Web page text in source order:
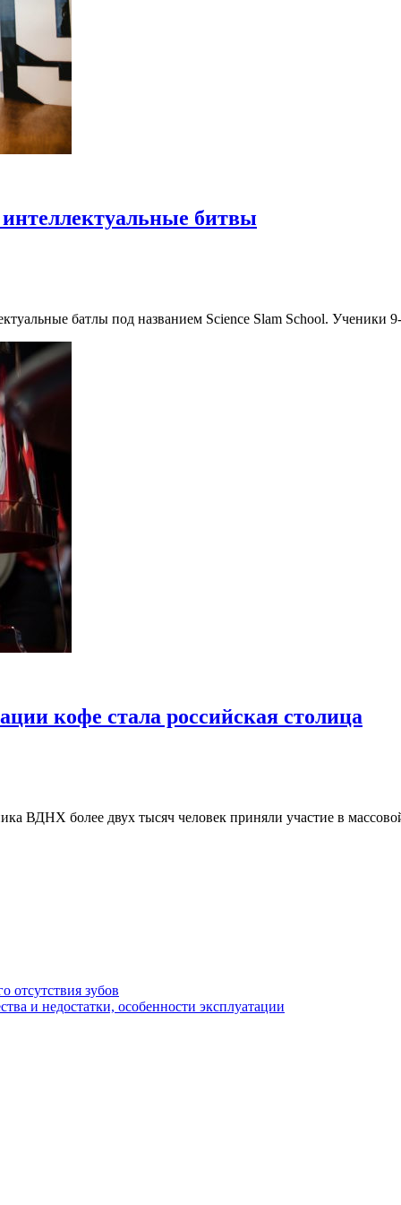
битвы
батлы под названием Science Slam School. Ученики
кофе стала российская столица
ВДНХ более двух тысяч человек приняли участие в
отсутствия зубов
и недостатки, особенности эксплуатации